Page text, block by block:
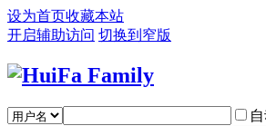
设为首页收藏本站
开启辅助访问 切换到窄版